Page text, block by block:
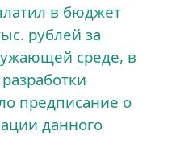
в бюджет
рублей за
среде, в
предписание о
данного